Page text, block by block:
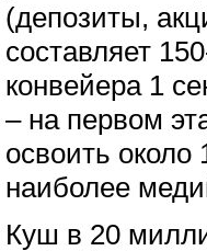
(депозиты,
составляет
конвейера 1
– на первом
освоить
наиболее
Куш в 20